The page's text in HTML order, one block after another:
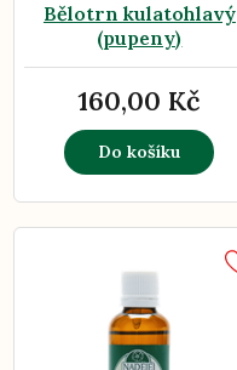
Bělotrn kulatohlavý
(pupeny)
160,00 Kč
Do košíku